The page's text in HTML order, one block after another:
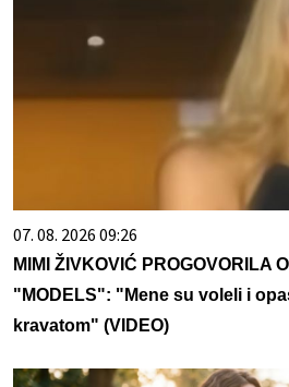
07. 08. 2026 09:26
MIMI ŽIVKOVIĆ PROGOVORILA
"MODELS": "Mene su voleli i
kravatom" (VIDEO)